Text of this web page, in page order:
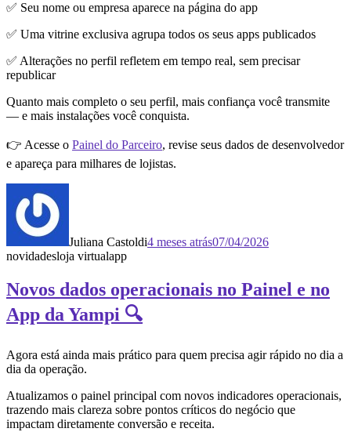
✅ Seu nome ou empresa aparece na página do app
✅ Uma vitrine exclusiva agrupa todos os seus apps publicados
✅ Alterações no perfil refletem em tempo real, sem precisar
republicar
Quanto mais completo o seu perfil, mais confiança você transmite
— e mais instalações você conquista.
👉 Acesse o Painel do Parceiro, revise seus dados de desenvolvedor
e apareça para milhares de lojistas.
Juliana Castoldi4 meses atrás07/04/2026
novidadesloja virtualapp
Novos dados operacionais no Painel e no
App da Yampi 🔍
Agora está ainda mais prático para quem precisa agir rápido no dia a
dia da operação.
Atualizamos o painel principal com novos indicadores operacionais,
trazendo mais clareza sobre pontos críticos do negócio que
impactam diretamente conversão e receita.